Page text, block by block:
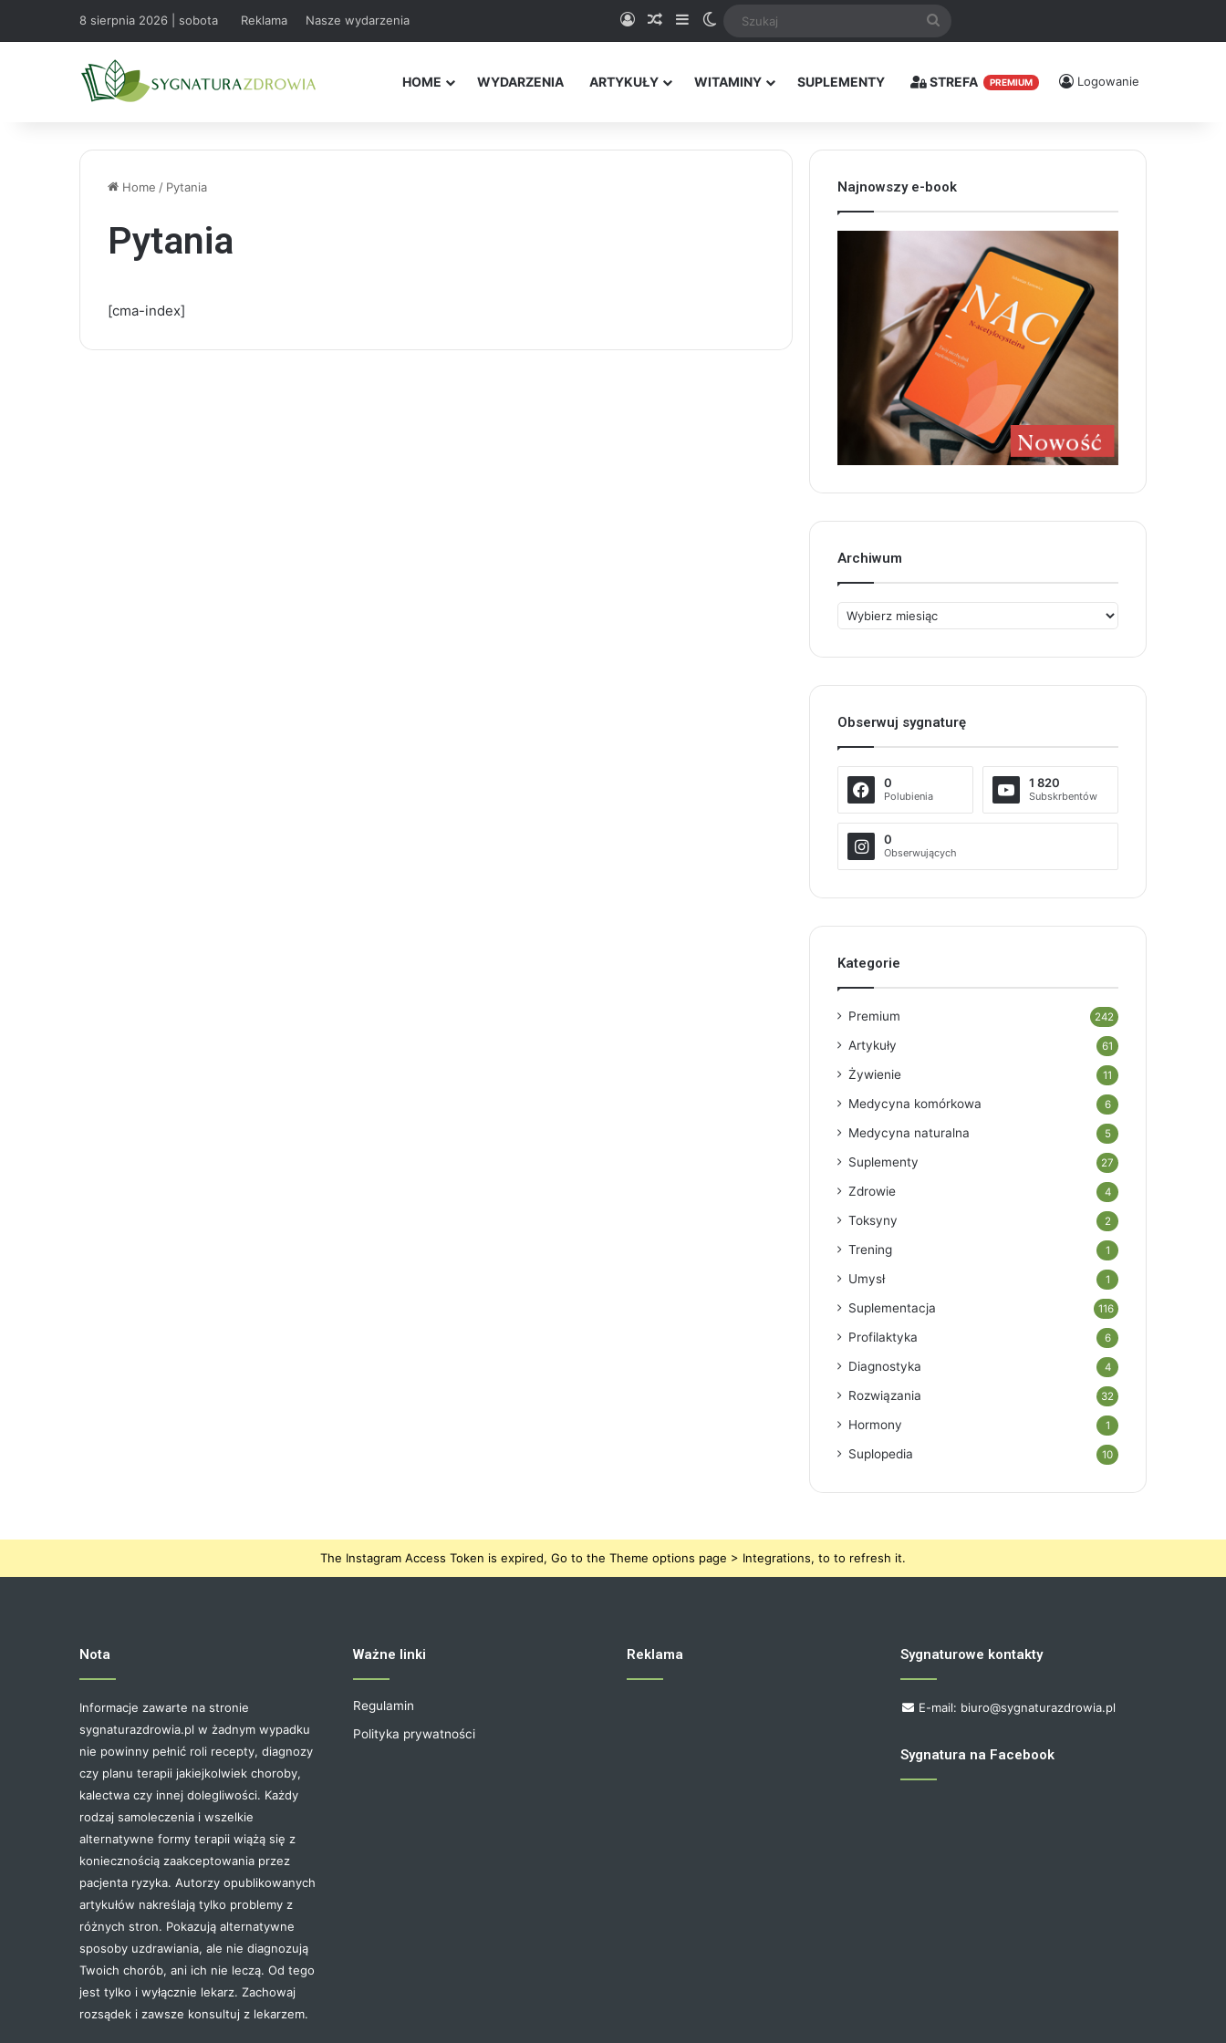
8 sierpnia 2026 | sobota Reklama Nasze wydarzenia Logowanie
Random Article
SidebarSwitch skin
HOME WYDARZENIA ARTYKUŁY WITAMINY SUPLEMENTY STREFA PREMIUM Logowanie
Home / Pytania
Pytania
[cma-index]
Najnowszy e-book
Archiwum
Archiwum
Obserwuj sygnaturę
0
Polubienia
1 820
Subskrbentów
0
Obserwujących
Kategorie
Premium 242
Artykuły 61
Żywienie 11
Medycyna komórkowa 6
Medycyna naturalna 5
Suplementy 27
Zdrowie 4
Toksyny 2
Trening 1
Umysł 1
Suplementacja 116
Profilaktyka 6
Diagnostyka 4
Rozwiązania 32
Hormony 1
Suplopedia 10
The Instagram Access Token is expired, Go to the Theme options page > Integrations, to to refresh it.
Nota
Informacje zawarte na stronie
sygnaturazdrowia.pl w żadnym wypadku
nie powinny pełnić roli recepty, diagnozy
czy planu terapii jakiejkolwiek choroby,
kalectwa czy innej dolegliwości. Każdy
rodzaj samoleczenia i wszelkie
alternatywne formy terapii wiążą się z
koniecznością zaakceptowania przez
pacjenta ryzyka. Autorzy opublikowanych
artykułów nakreślają tylko problemy z
różnych stron. Pokazują alternatywne
sposoby uzdrawiania, ale nie diagnozują
Twoich chorób, ani ich nie leczą. Od tego
jest tylko i wyłącznie lekarz. Zachowaj
rozsądek i zawsze konsultuj z lekarzem.
Ważne linki
Regulamin
Polityka prywatności
Reklama Sygnaturowe kontakty
E-mail: biuro@sygnaturazdrowia.pl
Sygnatura na Facebook